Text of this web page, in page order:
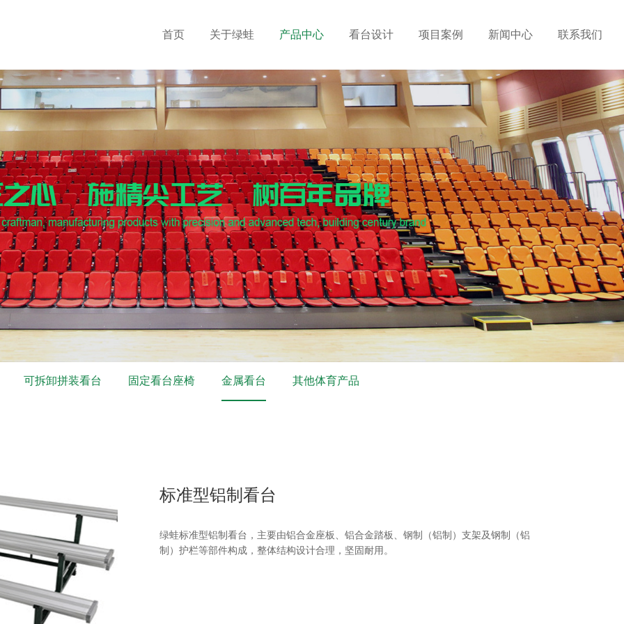
首页 关于绿蛙 产品中心 看台设计 项目案例 新闻中心 联系我们
可拆卸拼装看台 固定看台座椅 金属看台 其他体育产品
标准型铝制看台
绿蛙标准型铝制看台，主要由铝合金座板、铝合金踏板、钢制（铝制）支架及钢制（铝
制）护栏等部件构成，整体结构设计合理，坚固耐用。